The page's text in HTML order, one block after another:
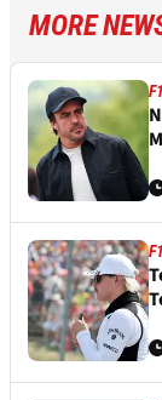
MORE
F1
F1